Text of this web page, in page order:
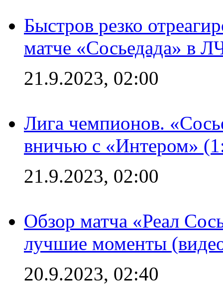
Быстров резко
матче «Сосьедада» в
21.9.2023, 02:00
Лига чемпионов.
вничью с «Интером»
21.9.2023, 02:00
Обзор матча «Реал
лучшие моменты
20.9.2023, 02:40